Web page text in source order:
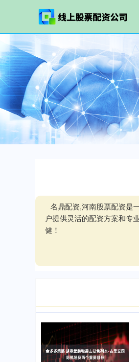
名鼎配资,河南股票配资是
户提供灵活的配资方案和专
健！